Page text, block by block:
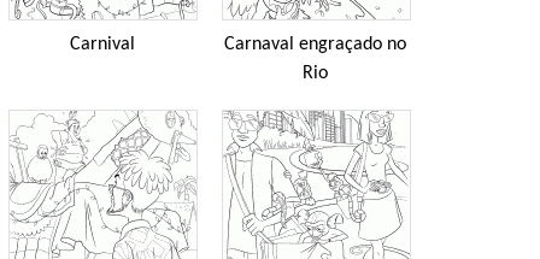
Carnival
Carnaval engraçado no
Rio